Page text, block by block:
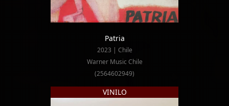
Patria
2023 | Chile
Warner Music Chile
(2564602949)
VINILO